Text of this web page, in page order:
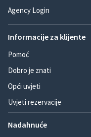
Agency Login
Informacije za klijente
Pomoć
Dobro je znati
Opći uvjeti
Uvjeti rezervacije
Nadahnuće